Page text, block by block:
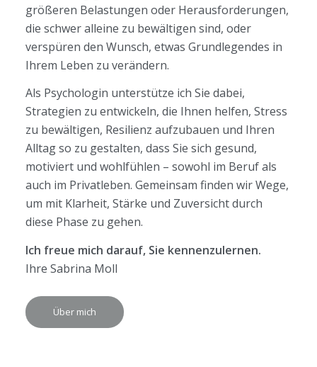
größeren Belastungen oder Herausforderungen,
die schwer alleine zu bewältigen sind, oder
verspüren den Wunsch, etwas Grundlegendes in
Ihrem Leben zu verändern.
Als Psychologin unterstütze ich Sie dabei,
Strategien zu entwickeln, die Ihnen helfen, Stress
zu bewältigen, Resilienz aufzubauen und Ihren
Alltag so zu gestalten, dass Sie sich gesund,
motiviert und wohlfühlen – sowohl im Beruf als
auch im Privatleben. Gemeinsam finden wir Wege,
um mit Klarheit, Stärke und Zuversicht durch
diese Phase zu gehen.
Ich freue mich darauf, Sie kennenzulernen.
Ihre Sabrina Moll
Über mich